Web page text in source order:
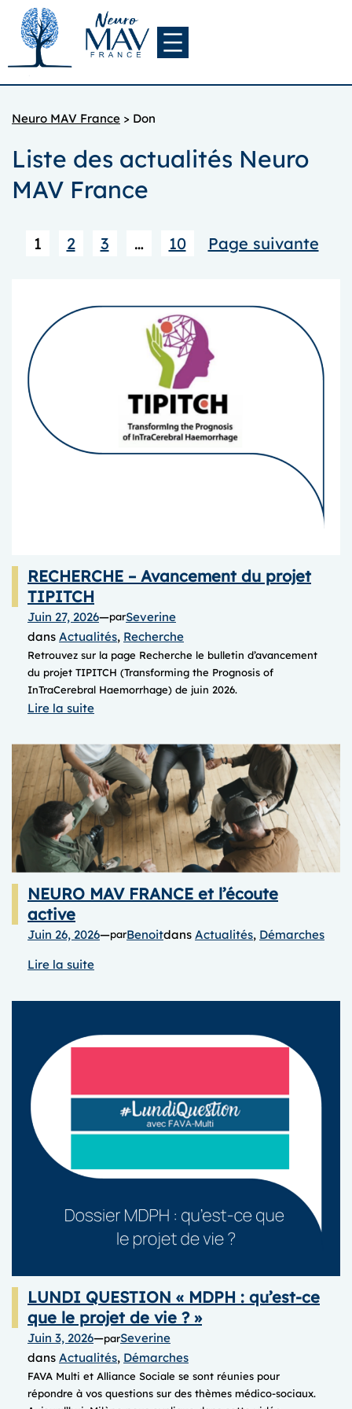
Aller
contenu
Neuro MAV France > Don
Liste des actualités Neuro
MAV France
1 2 3 … 10 Page suivante
RECHERCHE – Avancement du projet
TIPITCH
Juin 27, 2026—parSeverine
dans Actualités, Recherche
Retrouvez sur la page Recherche le bulletin d’avancement
du projet TIPITCH (Transforming the Prognosis of
InTraCerebral Haemorrhage) de juin 2026.
Lire la suite:
–
Avancement
du
projet
TIPITCH
NEURO MAV FRANCE et l’écoute
active
Juin 26, 2026—parBenoitdans Actualités, Démarches
Lire la suite:
MAV
LUNDI QUESTION « MDPH : qu’est-ce
que le projet de vie ? »
Juin 3, 2026—parSeverine
dans Actualités, Démarches
FAVA Multi et Alliance Sociale se sont réunies pour
répondre à vos questions sur des thèmes médico-sociaux.